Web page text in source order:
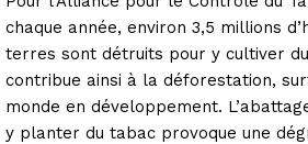
chaque année, environ 3,5 millions
terres sont détruits pour y cultiver
contribue ainsi à la déforestation,
monde en développement.
y planter du tabac provoque une